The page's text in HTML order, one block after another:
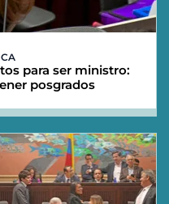
para ser ministro:
posgrados